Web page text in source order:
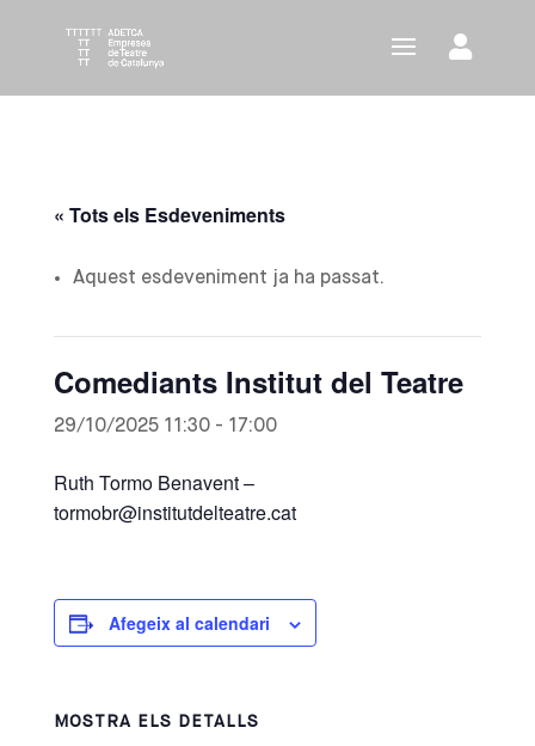
« Tots els Esdeveniments
Aquest esdeveniment ja ha passat.
Comediants Institut del Teatre
29/10/2025 11:30- 17:00
Ruth Tormo Benavent –
tormobr@institutdelteatre.cat
Afegeix al calendari
MOSTRA ELS DETALLS